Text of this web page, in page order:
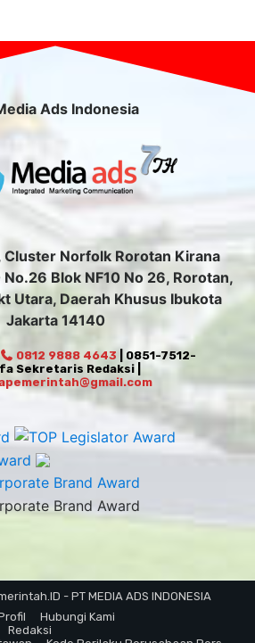
Ads Indonesia
Norfolk Rorotan Kirana
No.26 Blok NF10 No 26, Rorotan,
Utara, Daerah Khusus Ibukota
Jakarta 14140
0812 9888 4643 | 0851-7512-
Sekretaris Redaksi |
- PT MEDIA ADS INDONESIA
Hubungi Kami
Redaksi